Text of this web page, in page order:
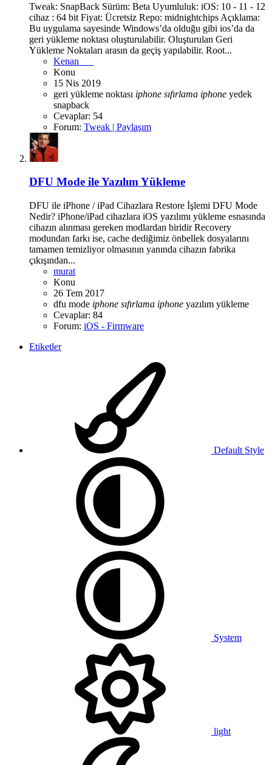
Tweak: SnapBack Sürüm: Beta Uyumluluk: iOS: 10 - 11 - 12
cihaz : 64 bit Fiyat: Ücretsiz Repo: midnightchips Açıklama:
Bu uygulama sayesinde Windows’da olduğu gibi ios’da da
geri yükleme noktası oluşturulabilir. Oluşturulan Geri
Yükleme Noktaları arasın da geçiş yapılabilir. Root...
Kenan___
Konu
15 Nis 2019
geri yükleme noktası iphone sıfırlama iphone yedek
snapback
Cevaplar: 54
Forum: Tweak | Paylaşım
DFU Mode ile Yazılım Yükleme
DFU ile iPhone / iPad Cihazlara Restore İşlemi DFU Mode
Nedir? iPhone/iPad cihazlara iOS yazılımı yükleme esnasında
cihazın alınması gereken modlardan biridir Recovery
modundan farkı ise, cache dediğimiz önbellek dosyalarını
tamamen temizliyor olmasının yanında cihazın fabrika
çıkışından...
murat
Konu
26 Tem 2017
dfu mode iphone sıfırlama iphone yazılım yükleme
Cevaplar: 84
Forum: iOS - Firmware
Etiketler
Default Style
System
light